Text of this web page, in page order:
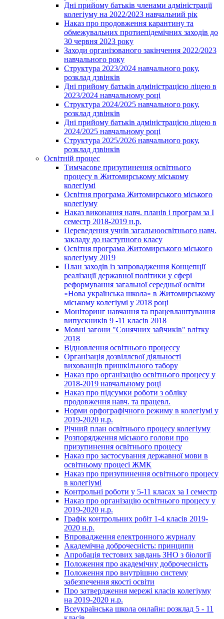
Дні прийому батьків членами адміністрації
колегіуму на 2022/2023 навчальний рік
Наказ про продовження карантину та
обмежувальних протиепідемічних заходів до
30 червня 2023 року
Заходи організованого закінчення 2022/2023
навчального року
Структура 2023/2024 навчального року,
розклад дзвінків
Дні прийому батьків адміністрацією ліцею в
2023/2024 навчальному році
Структура 2024/2025 навчального року,
розклад дзвінків
Дні прийому батьків адміністрацією ліцею в
2024/2025 навчальному році
Структура 2025/2026 навчального року,
розклад дзвінків
Освітній процес
Тимчасове призупинення освітнього
процесу в Житомирському міському
колегіумі
Освітня програма Житомирського міського
колегіуму
Наказ виконання навч. планів і програм за І
семестр 2018-2019 н.р.
Переведення учнів загальноосвітнього навч.
закладу до наступного класу
Освітня програма Житомирського міського
колегіуму 2019
План заходів із запровадження Концепції
реалізації державної політики у сфері
реформування загальної середньої освіти
«Нова українська школа» в Житомирському
міському колегіумі у 2018 році
Моніторинг навчання та працевлаштування
випускників 9 -11 класів 2018
Мовні загони "Сонячних зайчиків" влітку
2018
Відновлення освітнього процессу
Організація дозвіллєвої діяльності
вихованців пришкільного табору
Наказ про організацію освітнього процесу у
2018-2019 навчальному році
Наказ про підсумки роботи з обліку
продовження навч. та працевл.
Норми орфографічного режиму в колегіумі у
2019-2020 н.р.
Річний план освітнього процесу колегіуму
Розпорядження міського голови про
призупинення освітнього процесу
Наказ про застосування державної мови в
освітньому процесі ЖМК
Наказ про призупинення освітнього процесу
в колегіумі
Контрольні роботи у 5-11 класах за І семестр
Наказ про організацію освітнього процесу у
2019-2020 н.р.
Графік контрольних робіт 1-4 класів 2019-
2020 н.р.
Впровадження електронного журналу
Академічна доброчесність: принципи
Апробація тестових завдань ЗНО з біології
Положення про академічну доброчесність
Положення про внутрішню систему
забезпечення якості освіти
Про затвердження мережі класів колегіуму
на 2019-2020 н.р.
Всеукраїнська школа онлайн: розклад 5 - 11